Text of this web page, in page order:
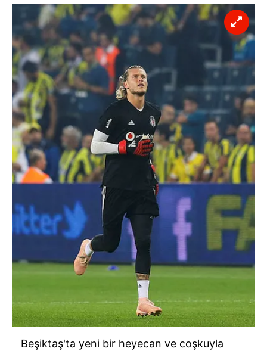
Beşiktaş'ta yeni bir heyecan ve coşkuyla